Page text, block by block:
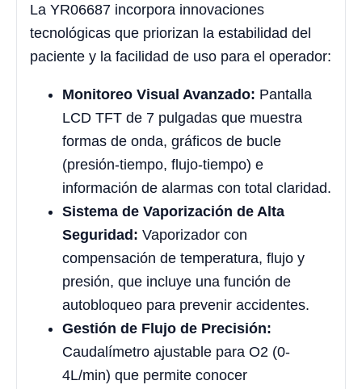
La YR06687 incorpora innovaciones
tecnológicas que priorizan la estabilidad del
paciente y la facilidad de uso para el operador:
Monitoreo Visual Avanzado: Pantalla
LCD TFT de 7 pulgadas que muestra
formas de onda, gráficos de bucle
(presión-tiempo, flujo-tiempo) e
información de alarmas con total claridad.
Sistema de Vaporización de Alta
Seguridad: Vaporizador con
compensación de temperatura, flujo y
presión, que incluye una función de
autobloqueo para prevenir accidentes.
Gestión de Flujo de Precisión:
Caudalímetro ajustable para O2 (0-
4L/min) que permite conocer